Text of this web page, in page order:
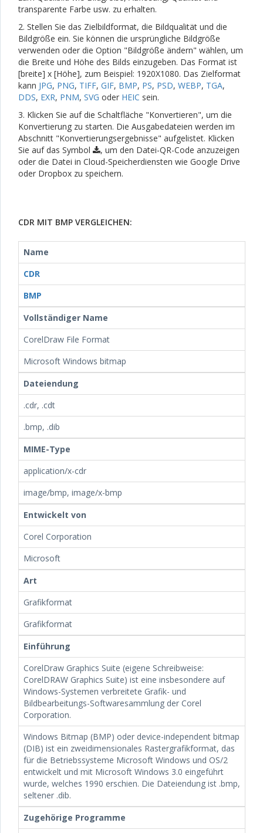
transparente Farbe usw. zu erhalten.
2. Stellen Sie das Zielbildformat, die Bildqualität und die
Bildgröße ein. Sie können die ursprüngliche Bildgröße
verwenden oder die Option "Bildgröße ändern" wählen, um
die Breite und Höhe des Bilds einzugeben. Das Format ist
[breite] x [Höhe], zum Beispiel: 1920X1080. Das Zielformat
kann JPG, PNG, TIFF, GIF, BMP, PS, PSD, WEBP, TGA,
DDS, EXR, PNM, SVG oder HEIC sein.
3. Klicken Sie auf die Schaltfläche "Konvertieren", um die
Konvertierung zu starten. Die Ausgabedateien werden im
Abschnitt "Konvertierungsergebnisse" aufgelistet. Klicken
Sie auf das Symbol
, um den Datei-QR-Code anzuzeigen
oder die Datei in Cloud-Speicherdiensten wie Google Drive
oder Dropbox zu speichern.
CDR MIT BMP VERGLEICHEN:
Name
CDR
BMP
Vollständiger Name
CorelDraw File Format
Microsoft Windows bitmap
Dateiendung
.cdr, .cdt
.bmp, .dib
MIME-Type
application/x-cdr
image/bmp, image/x-bmp
Entwickelt von
Corel Corporation
Microsoft
Art
Grafikformat
Grafikformat
Einführung
CorelDraw Graphics Suite (eigene Schreibweise:
CorelDRAW Graphics Suite) ist eine insbesondere auf
Windows-Systemen verbreitete Grafik- und
Bildbearbeitungs-Softwaresammlung der Corel
Corporation.
Windows Bitmap (BMP) oder device-independent bitmap
(DIB) ist ein zweidimensionales Rastergrafikformat, das
für die Betriebssysteme Microsoft Windows und OS/2
entwickelt und mit Microsoft Windows 3.0 eingeführt
wurde, welches 1990 erschien. Die Dateiendung ist .bmp,
seltener .dib.
Zugehörige Programme